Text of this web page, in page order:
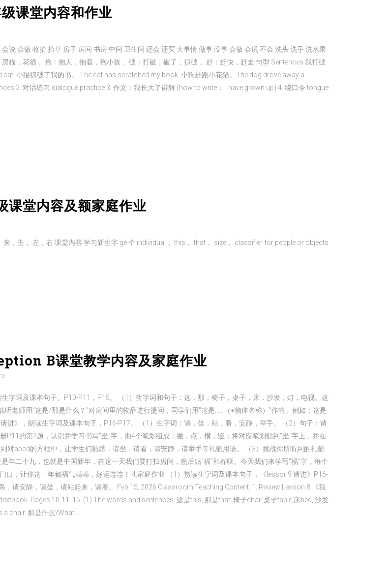
课堂内容和作业
说 会做 收拾 拾草 房子 房间 书房 中间 卫生间 还会 还买 大事情 做事 没事 会做 会说 不会 洗头 洗手 洗水果
猫，花猫， 抱：抱人，抱着，抱小孩， 破：打破，破了，抓破， 赶：赶快，赶走 句型 Sentences 我打破
小猫抓破了我的书。 The cat has scratched my book. 小狗赶跑小花猫。The dog drove away a
2. 对话练习 dialogue practice 3. 作文：我长大了讲解 (how to write： I have grown up) 4. 绕口令 tongue
课堂内容及额家庭作业
，去， 左，右 课堂内容 学习新生字 gè 个 individual， this， that， size， classifier for people or objects
B课堂教学内容及家庭作业
字词及课本句子。P10-P11，P15。 （1）生字词和句子：这，那；椅子，桌子，床，沙发，灯，电视。这
老师用"这是/那是什么？"对房间里的物品进行提问，同学们用"这是……（+物体名称）”作答。例如：这是
进》，朗读生字词及课本句子，P16-P17。 （1）生字词：请，坐，站，看，安静，举手。 （2）句子：请
的第2题，认识并学习书写"坐”字，由4个笔划组成：撇，点，横，竖；将对应笔划贴到"坐”字上，并在
对abcd的方框中，让学生们熟悉：请坐，请看，请安静，请举手等礼貌用语。 （3）挑战你所听到的礼貌
年二十九，也就是中国新年，在这一天我们要打扫房间，然后贴"福”和春联。今天我们来学写"福”字，每个
口，让你这一年都福气满满，好运连连！ 4.家庭作业 （1）熟读生字词及课本句子，《lesson9 请进》P16-
请安静，请坐，请站起来，请看。 Feb 15, 2026 Classroom Teaching Content: 1. Review Lesson 8 《我
Pages 10-11, 15. (1) The words and sentences: 这是this, 那是that; 椅子chair,桌子table,床bed, 沙发
chair. 那是什么?What...